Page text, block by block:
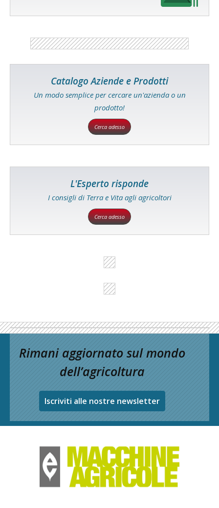
Catalogo Aziende e Prodotti
Un modo semplice per cercare un'azienda o un
prodotto!
Cerca adesso
L'Esperto risponde
I consigli di Terra e Vita agli agricoltori
Cerca adesso
Rimani aggiornato sul mondo
dell’agricoltura
Iscriviti alle nostre newsletter